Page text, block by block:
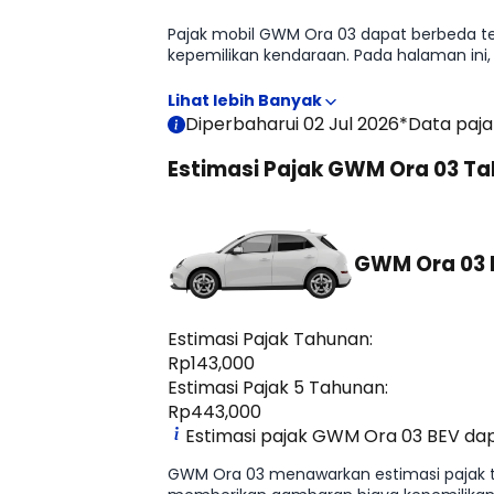
Pajak mobil GWM Ora 03 dapat berbeda
kepemilikan kendaraan. Pada halaman
Diperbaharui 02 Jul 2026*Data
Estimasi Pajak GWM Ora 03
GWM Ora 03
Estimasi Pajak Tahunan:
Rp143,000
Estimasi Pajak 5 Tahunan:
Rp443,000
Estimasi pajak GWM Ora 03 BEV
GWM Ora 03 menawarkan estimasi